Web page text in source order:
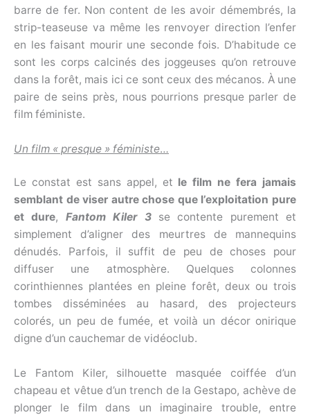
barre de fer. Non content de les avoir démembrés, la
strip-teaseuse va même les renvoyer direction l’enfer
en les faisant mourir une seconde fois. D’habitude ce
sont les corps calcinés des joggeuses qu’on retrouve
dans la forêt, mais ici ce sont ceux des mécanos. À une
paire de seins près, nous pourrions presque parler de
film féministe.
Un film « presque » féministe…
Le constat est sans appel, et le film ne fera jamais
semblant de viser autre chose que l’exploitation pure
et dure, Fantom Kiler 3se contente purement et
simplement d’aligner des meurtres de mannequins
dénudés. Parfois, il suffit de peu de choses pour
diffuser une atmosphère. Quelques colonnes
corinthiennes plantées en pleine forêt, deux ou trois
tombes disséminées au hasard, des projecteurs
colorés, un peu de fumée, et voilà un décor onirique
digne d’un cauchemar de vidéoclub.
Le Fantom Kiler, silhouette masquée coiffée d’un
chapeau et vêtue d’un trench de la Gestapo, achève de
plonger le film dans un imaginaire trouble, entre